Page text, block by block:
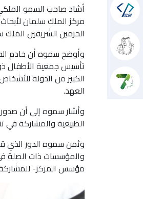
أشاد صاحب السمو
مركز الملك سلمان
الحرمين الشريفين
وأوضح سموه أن خادم
تأسيس جمعية الأطفال
العهد.
وأشار سموه إلى أن
الطبيعية والمشاركة
وثمن سموه الدور الذي
والمؤسسات ذات الصلة
مؤسس المركز-